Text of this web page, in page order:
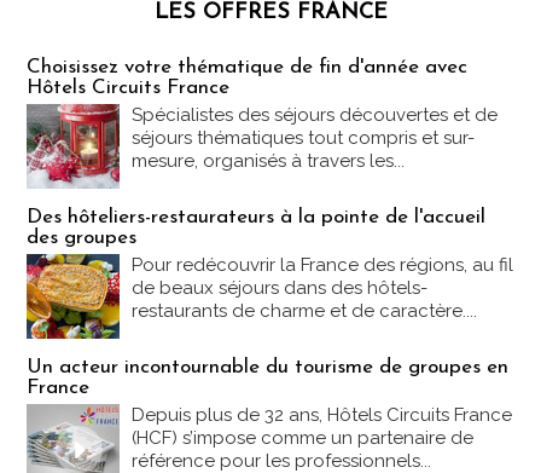
LES OFFRES FRANCE
Choisissez votre thématique de fin d'année avec
Hôtels Circuits France
Spécialistes des séjours découvertes et de
séjours thématiques tout compris et sur-
mesure, organisés à travers les...
Des hôteliers-restaurateurs à la pointe de l'accueil
des groupes
Pour redécouvrir la France des régions, au fil
de beaux séjours dans des hôtels-
restaurants de charme et de caractère....
Un acteur incontournable du tourisme de groupes en
France
Depuis plus de 32 ans, Hôtels Circuits France
(HCF) s’impose comme un partenaire de
référence pour les professionnels...